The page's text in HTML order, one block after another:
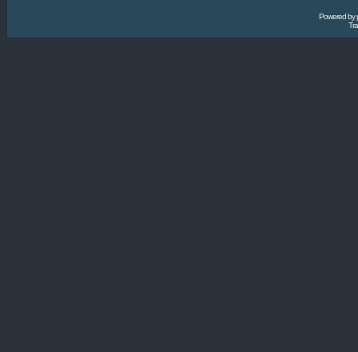
Powered by